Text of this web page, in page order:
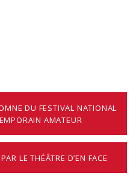
DU FESTIVAL NATIONAL
AMATEUR
LE THÉÂTRE D’EN FACE